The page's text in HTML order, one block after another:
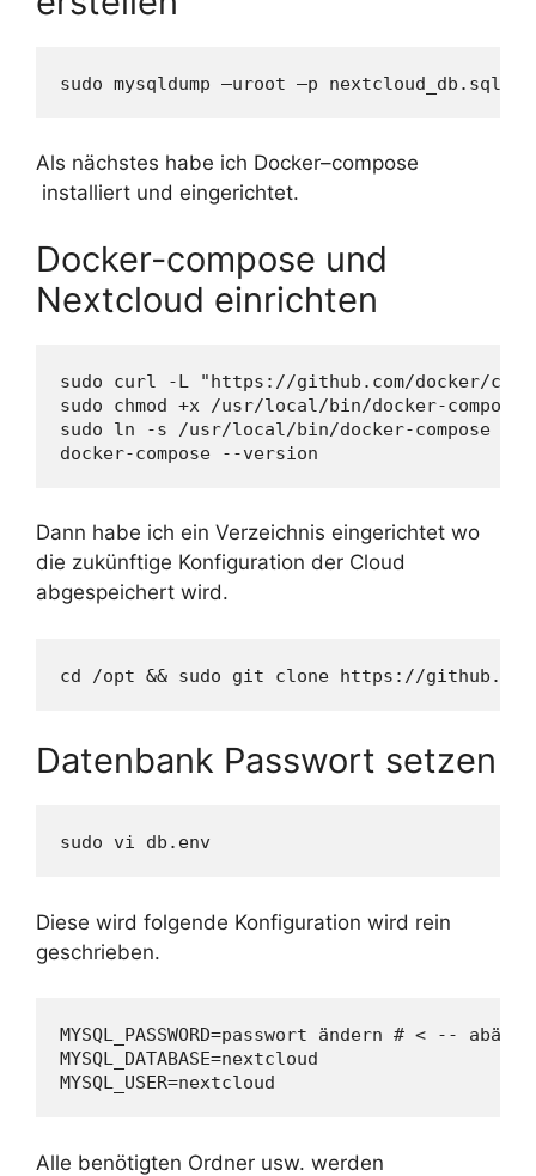
Als nächstes habe ich Docker–compose
installiert und eingerichtet.
Docker-compose und
Nextcloud einrichten
sudo curl -L "https://github.com/docker/
sudo chmod +x /usr/local/bin/docker-compose
sudo ln -s /usr/local/bin/docker-compose /
Dann habe ich ein Verzeichnis eingerichtet wo
die zukünftige Konfiguration der Cloud
abgespeichert wird.
cd /opt && sudo git clone https://github.com/
Datenbank Passwort setzen
Diese wird folgende Konfiguration wird rein
geschrieben.
MYSQL_PASSWORD=passwort ändern # < --
MYSQL_DATABASE=nextcloud
Alle benötigten Ordner usw. werden